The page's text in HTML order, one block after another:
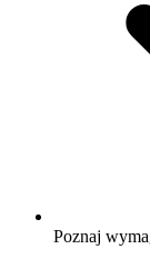
Poznaj